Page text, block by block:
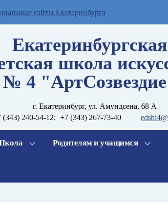
сайты Екатеринбурга
Екатеринбургская
школа
№ 4
г. Екатеринбург, ул. Амундсена, 68 А
(343) 240-54-12; +7 (343) 267-73-40
Родителям и учащимся